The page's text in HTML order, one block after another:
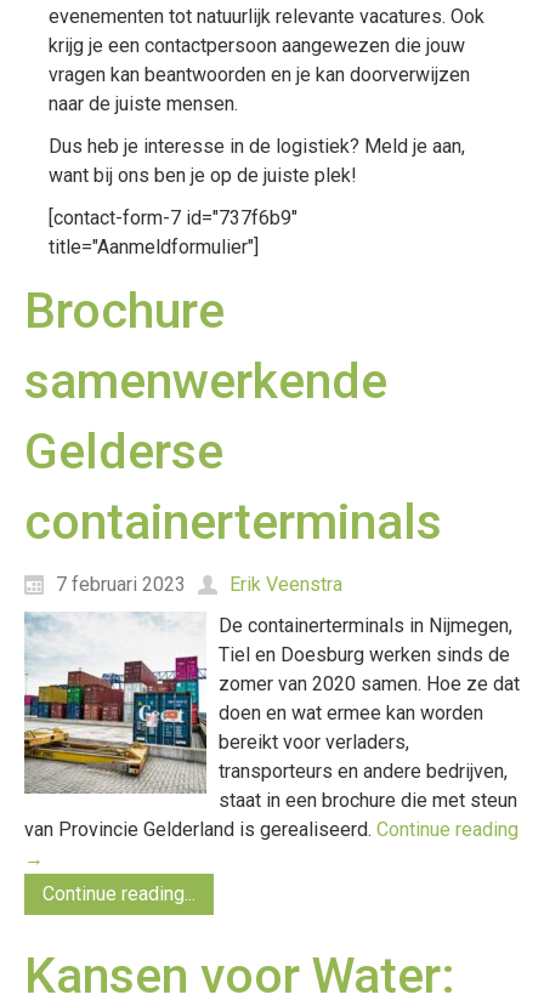
evenementen tot natuurlijk relevante vacatures. Ook
krijg je een contactpersoon aangewezen die jouw
vragen kan beantwoorden en je kan doorverwijzen
naar de juiste mensen.
Dus heb je interesse in de logistiek? Meld je aan,
want bij ons ben je op de juiste plek!
[contact-form-7 id="737f6b9"
title="Aanmeldformulier"]
Brochure
samenwerkende
Gelderse
containerterminals
7 februari 2023
Erik Veenstra
De containerterminals in Nijmegen,
Tiel en Doesburg werken sinds de
zomer van 2020 samen. Hoe ze dat
doen en wat ermee kan worden
bereikt voor verladers,
transporteurs en andere bedrijven,
staat in een brochure die met steun
van Provincie Gelderland is gerealiseerd. Continue reading
→
Continue reading...
Kansen voor Water: